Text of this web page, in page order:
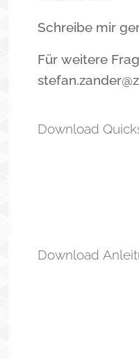
Schreibe mir
Für weitere
Download
Download